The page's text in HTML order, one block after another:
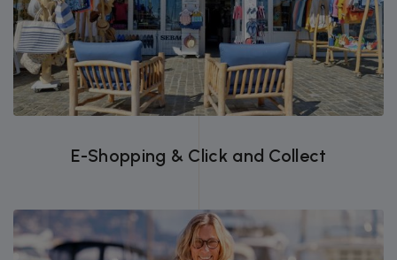
Passez vos commandes en ligne et
récupérez vos achats rapidement et
facilement.
E-Shopping & Click and Collect